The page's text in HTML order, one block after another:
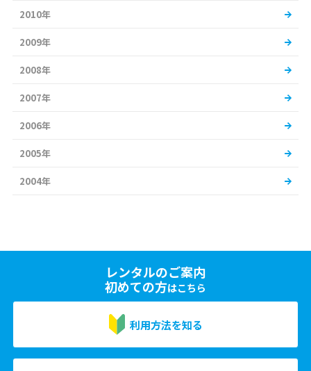
2010年
2009年
2008年
2007年
2006年
2005年
2004年
レンタルのご案内
初めての方はこちら
利用方法を知る